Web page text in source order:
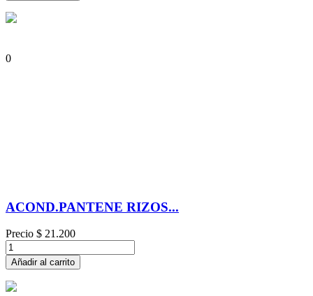
0
ACOND.PANTENE RIZOS...
Precio $ 21.200
Añadir al carrito